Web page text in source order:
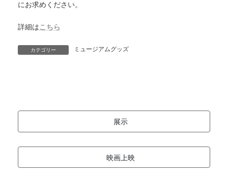
にお求めください。
詳細はこちら
カテゴリー ミュージアムグッズ
展示
映画上映